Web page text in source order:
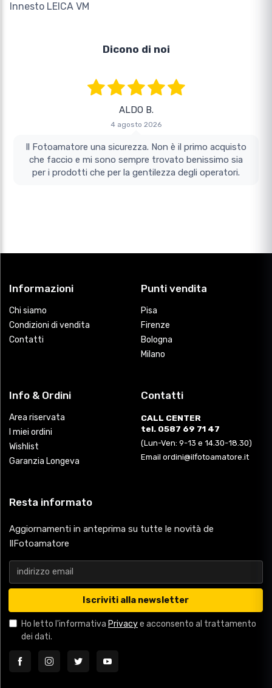
Innesto LEICA VM
Dicono di noi
ALDO B.
4 agosto 2026
Il Fotoamatore una sicurezza. Non è il primo acquisto
che faccio e mi sono sempre trovato benissimo sia
per i prodotti che per la gentilezza degli operatori.
Informazioni
Chi siamo
Condizioni di vendita
Contatti
Punti vendita
Pisa
Firenze
Bologna
Milano
Info & Ordini
Area riservata
I miei ordini
Wishlist
Garanzia Longeva
Contatti
CALL CENTER
tel. 0587 69 71 47
(Lun-Ven: 9-13 e 14.30-18.30)
Email ordini@ilfotoamatore.it
Resta informato
Aggiornamenti in anteprima su tutte le novità de
IlFotoamatore
Iscriviti alla newsletter
Ho letto l'informativa Privacye acconsento al trattamento
dei dati.